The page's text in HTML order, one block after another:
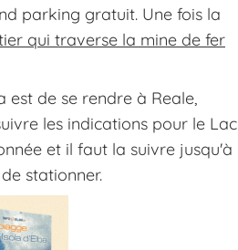
parking gratuit. Une fois la
qui traverse la mine de fer
de se rendre à Reale,
les indications pour le Lac
et il faut la suivre jusqu'à
stationner.